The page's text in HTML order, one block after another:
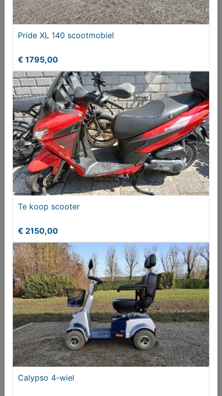
Gezocht
Calypso 4-wiel
€ 995,00
1 of 2 Riese Müller Supercharger Fietsen Gezocht
Gevraagd
Gezocht
Pride XL 140 scootmobiel
€ 1795,00
Te koop scooter
€ 2150,00
Calypso 4-wiel